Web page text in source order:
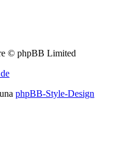
© phpBB Limited
phpBB-Style-Design